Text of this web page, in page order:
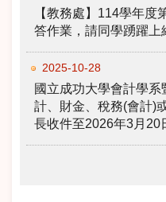
【教務處】114學年度
答作業，請同學踴躍上
2025-10-28
國立成功大學會計學
計、財金、稅務(會計)
長收件至2026年3月20